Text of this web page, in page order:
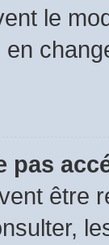
le
pas
être